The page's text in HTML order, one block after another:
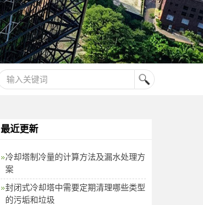
最近更新
冷却塔制冷量的计算方法及漏水处理方
案
封闭式冷却塔中需要定期清理哪些类型
的污垢和垃圾